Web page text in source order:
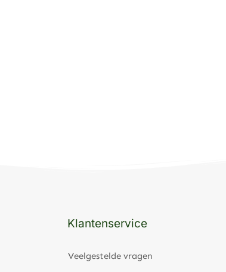
Klantenservice
Veelgestelde vragen